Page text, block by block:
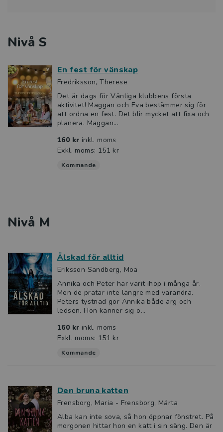
Nivå S
En fest för vänskap
Fredriksson, Therese
Det är dags för Vänliga klubbens första
aktivitet! Maggan och Eva bestämmer sig för
att ordna en fest. Det blir mycket att fixa och
planera. Maggan...
160 kr inkl. moms
Exkl. moms: 151 kr
Kommande
Nivå M
Älskad för alltid
Eriksson Sandberg, Moa
Annika och Peter har varit ihop i många år.
Men de pratar inte längre med varandra.
Peters tystnad gör Annika både arg och
ledsen. Hon känner sig o...
160 kr inkl. moms
Exkl. moms: 151 kr
Kommande
Den bruna katten
Frensborg, Maria - Frensborg, Märta
Alba kan inte sova, så hon öppnar fönstret. På
morgonen hittar hon en katt i sin säng. Den är